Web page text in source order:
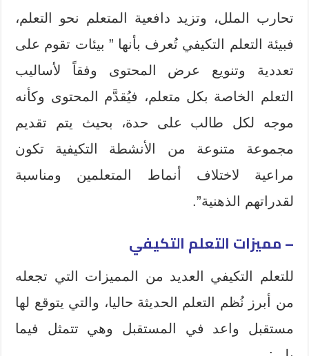
تحارب الملل، وتزيد دافعية المتعلم نحو التعلم،
فبيئة التعلم التكيفي تُعرف بأنها ” بيئات تقوم على
تعددية وتنويع عرض المحتوى وفقاً لأساليب
التعلم الخاصة بكل متعلم، فيُقدَّم المحتوى وكأنه
موجه لكل طالب على حدة، بحيث يتم تقديم
مجموعة متنوعة من الأنشطة التكيفية تكون
مراعية لاختلاف أنماط المتعلمين ومناسبة
لقدراتهم الذهنية”.
– مميزات التعلم التكيفي
للتعلم التكيفي العديد من المميزات التي تجعله
من أبرز نُظم التعلم الحديثة حاليا، والتي يتوقع لها
مستقبل واعد في المستقبل وهي تتمثل فيما